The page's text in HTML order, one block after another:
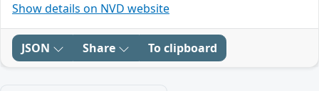
Show details on NVD website
JSON Share To clipboard